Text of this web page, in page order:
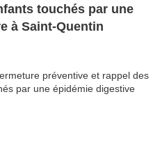
touchés par une
à Saint-Quentin